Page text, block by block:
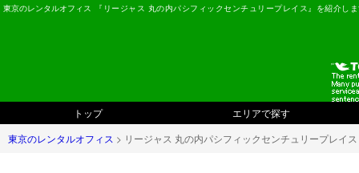
東京のレンタルオフィス 『リージャス 丸の内パシフィックセンチュリープレイス』を紹介し
トップ
エリアで探す
東京のレンタルオフィス > リージャス 丸の内パシフィックセンチュリープレイス